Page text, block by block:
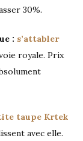
30%.
: s’attabler
royale. Prix
taupe Krtek
avec elle.